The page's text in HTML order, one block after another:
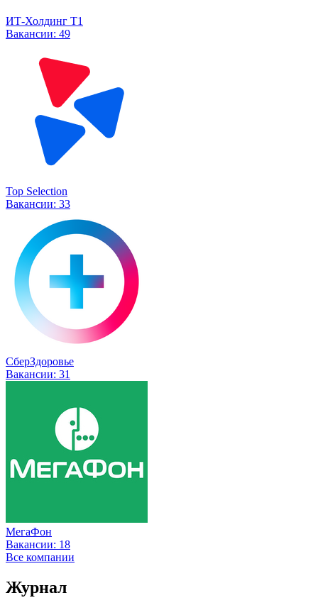
ИТ-Холдинг Т1
Вакансии: 49
Top Selection
Вакансии: 33
СберЗдоровье
Вакансии: 31
МегаФон
Вакансии: 18
Все компании
Журнал